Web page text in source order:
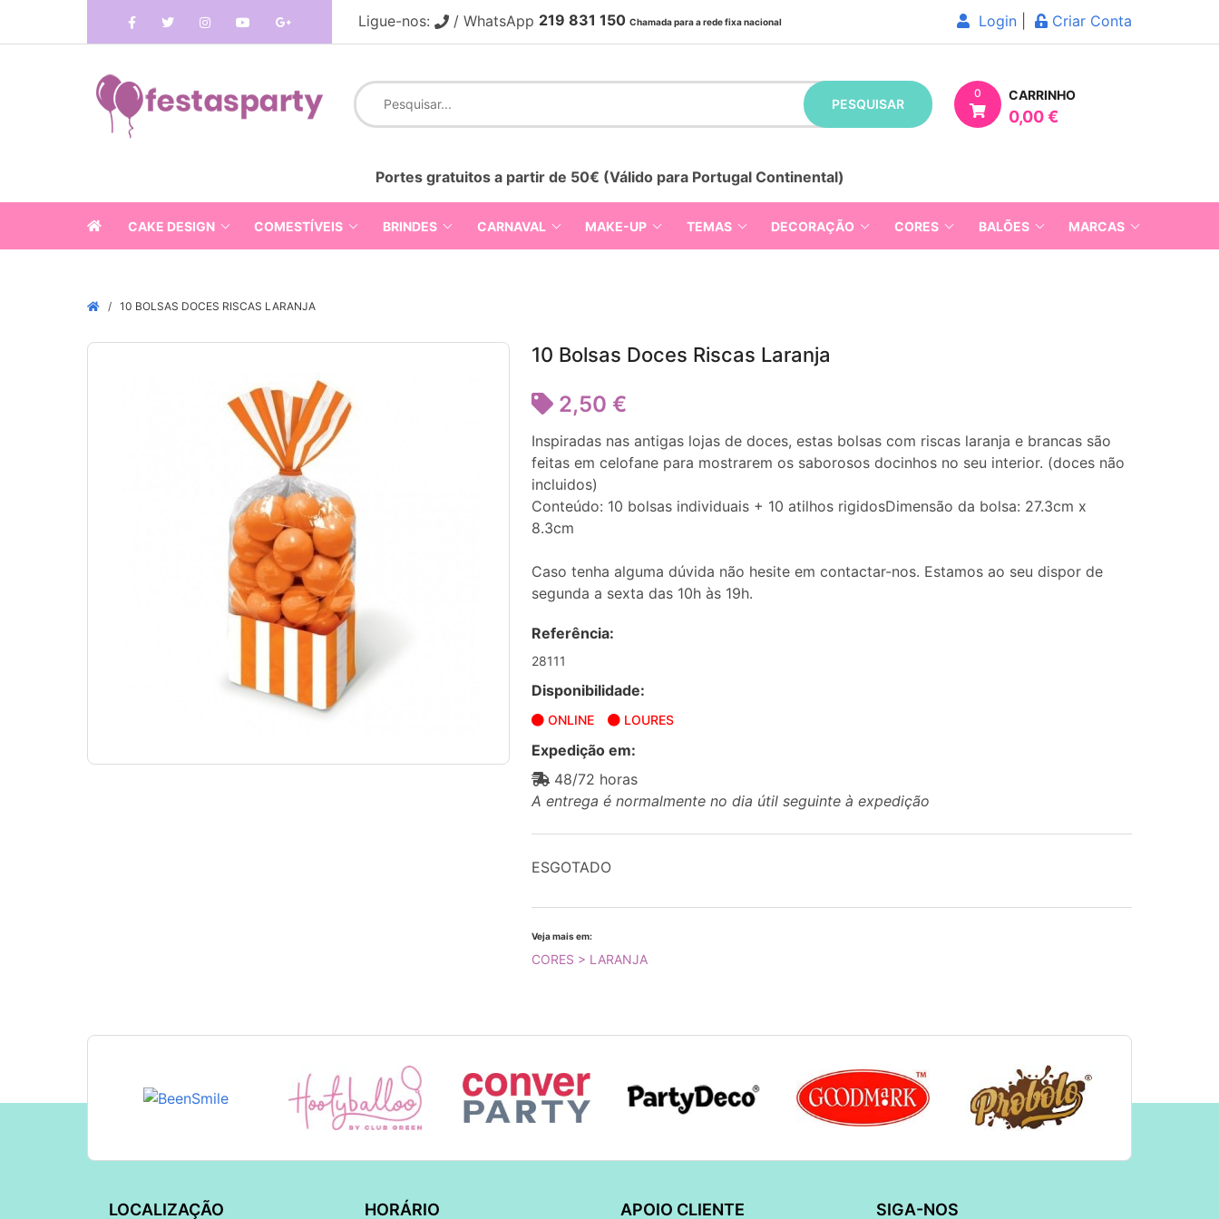
Ligue-nos: / WhatsApp 219 831 150 Chamada para a rede fixa nacional Login Criar Conta
PESQUISAR
0 CARRINHO
0,00 €
Portes gratuitos a partir de 50€ (Válido para Portugal Continental)
CAKE DESIGN COMESTÍVEIS BRINDES CARNAVAL MAKE-UP TEMAS DECORAÇÃO CORES BALÕES MARCAS
10 BOLSAS DOCES RISCAS LARANJA
10 Bolsas Doces Riscas Laranja
2,50 €
Inspiradas nas antigas lojas de doces, estas bolsas com riscas laranja e brancas são
feitas em celofane para mostrarem os saborosos docinhos no seu interior. (doces não
incluidos)
Conteúdo: 10 bolsas individuais + 10 atilhos rigidosDimensão da bolsa: 27.3cm x
8.3cm
Caso tenha alguma dúvida não hesite em contactar-nos. Estamos ao seu dispor de
segunda a sexta das 10h às 19h.
Referência:
28111
Disponibilidade:
ONLINE LOURES
Expedição em:
48/72 horas
A entrega é normalmente no dia útil seguinte à expedição
ESGOTADO
Veja mais em:
CORES > LARANJA
LOCALIZAÇÃO HORÁRIO APOIO CLIENTE SIGA-NOS